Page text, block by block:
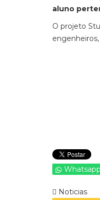
aluno
O projeto
Whatsapp
Noticias